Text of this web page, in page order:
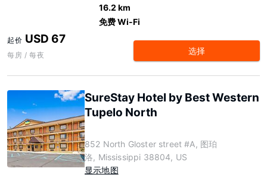
16.2 km
免费 Wi-Fi
起价 USD 67
每房 / 每夜 选择
SureStay Hotel by Best Western
Tupelo North
852 North Gloster street #A, 图珀
洛, Mississippi 38804, US
显示地图